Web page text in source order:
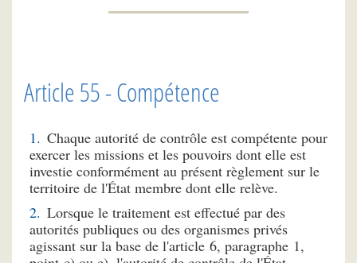
Article 55 - Compétence
Chaque autorité de contrôle est compétente pour
exercer les missions et les pouvoirs dont elle est
investie conformément au présent règlement sur le
territoire de l'État membre dont elle relève.
Lorsque le traitement est effectué par des
autorités publiques ou des organismes privés
agissant sur la base de l'article 6, paragraphe 1,